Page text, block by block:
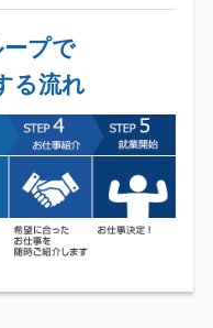
プで
る流れ